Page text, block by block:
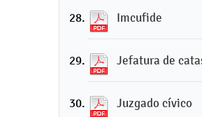
Imcufide
Jefatura de
Juzgado cívico